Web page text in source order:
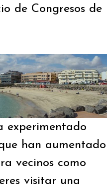
de Congresos de
experimentado
han aumentado
vecinos como
visitar una